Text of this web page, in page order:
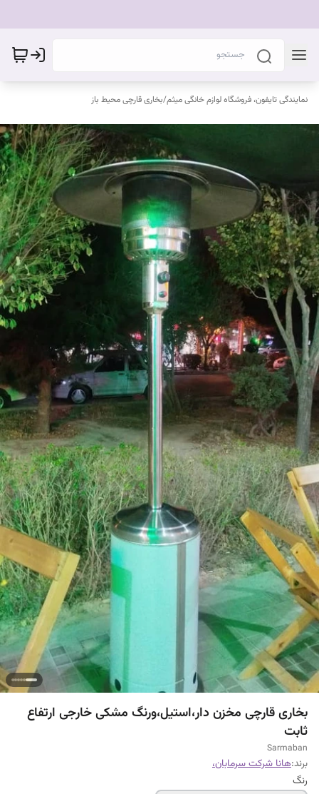
نمایندگی تایفون، فروشگاه لوازم خانگی میثم/بخاری قارچی محیط باز
بخاری قارچی مخزن دار،استیل،ورنگ مشکی خارجی ارتفاع
ثابت
Sarmaban
برند:هانا شرکت سرمابان،
رنگ